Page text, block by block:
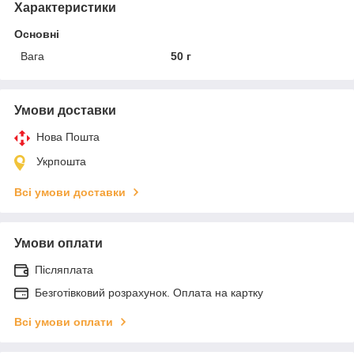
Характеристики
Основні
Вага
50 г
Умови доставки
Нова Пошта
Укрпошта
Всі умови доставки
Умови оплати
Післяплата
Безготівковий розрахунок. Оплата на картку
Всі умови оплати